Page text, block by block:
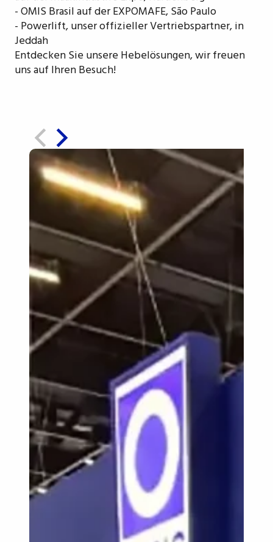
- OMIS Brasil auf der EXPOMAFE, São Paulo
- Powerlift, unser offizieller Vertriebspartner, in
Jeddah
Entdecken Sie unsere Hebelösungen, wir freuen
uns auf Ihren Besuch!